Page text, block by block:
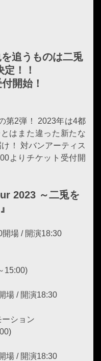
追うものは二兎
！！
開始！
第2弾！ 2023年は4都
はまた違った新たな
！ 対バンアーティス
よりチケット受付開
2023 ～二兎を
場 / 開演18:30
15:00)
場 / 開演18:30
ーション
場 / 開演18:30